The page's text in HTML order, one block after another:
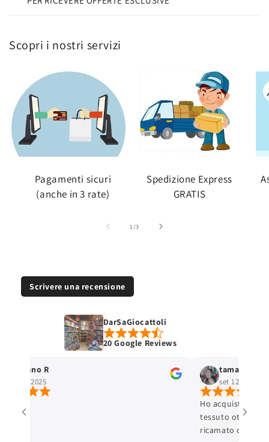
Scopri i nostri servizi
Pagamenti sicuri
(anche in 3 rate)
Spedizione Express
GRATIS
1/su
3
Scrivere una recensione
DarSaGiocattoli
20 Google Reviews
Stefano R
ott 4, 2025
tamara selis
set 12, 2025
Ho acquistato
tessuto ottimo e
ricamato con